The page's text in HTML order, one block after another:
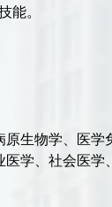
。
生物学、医
学、社会医学